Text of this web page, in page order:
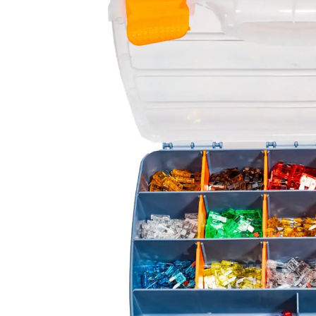
LED achterlichten LED
LED breedtelampen
LED Hal,-
voordeelpakketten
Overige